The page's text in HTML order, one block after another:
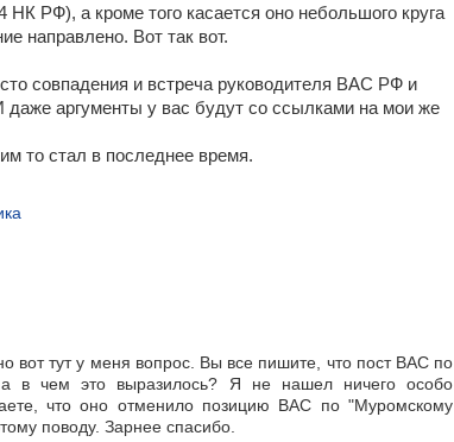
РФ), а кроме того касается оно небольшого круга
направлено. Вот так вот.
совпадения и встреча руководителя ВАС РФ и
аргументы у вас будут со ссылками на мои же
то стал в последнее время.
вот тут у меня вопрос. Вы все пишите, что пост ВАС по
в чем это выразилось? Я не нашел ничего особо
что оно отменило позицию ВАС по "Муромскому
поводу. Зарнее спасибо.